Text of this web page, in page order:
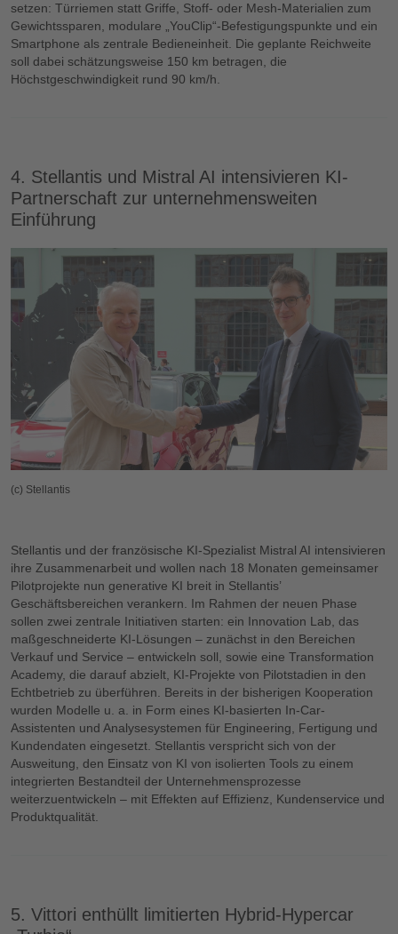
setzen: Türriemen statt Griffe, Stoff- oder Mesh-Materialien zum
Gewichtssparen, modulare „YouClip“-Befestigungspunkte und ein
Smartphone als zentrale Bedieneinheit. Die geplante Reichweite
soll dabei schätzungsweise 150 km betragen, die
Höchstgeschwindigkeit rund 90 km/h.
4. Stellantis und Mistral AI intensivieren KI-
Partnerschaft zur unternehmensweiten
Einführung
(c) Stellantis
Stellantis und der französische KI-Spezialist Mistral AI intensivieren
ihre Zusammenarbeit und wollen nach 18 Monaten gemeinsamer
Pilotprojekte nun generative KI breit in Stellantis’
Geschäftsbereichen verankern. Im Rahmen der neuen Phase
sollen zwei zentrale Initiativen starten: ein Innovation Lab, das
maßgeschneiderte KI-Lösungen – zunächst in den Bereichen
Verkauf und Service – entwickeln soll, sowie eine Transformation
Academy, die darauf abzielt, KI-Projekte von Pilotstadien in den
Echtbetrieb zu überführen. Bereits in der bisherigen Kooperation
wurden Modelle u. a. in Form eines KI-basierten In-Car-
Assistenten und Analysesystemen für Engineering, Fertigung und
Kundendaten eingesetzt. Stellantis verspricht sich von der
Ausweitung, den Einsatz von KI von isolierten Tools zu einem
integrierten Bestandteil der Unternehmensprozesse
weiterzuentwickeln – mit Effekten auf Effizienz, Kundenservice und
Produktqualität.
5. Vittori enthüllt limitierten Hybrid-Hypercar